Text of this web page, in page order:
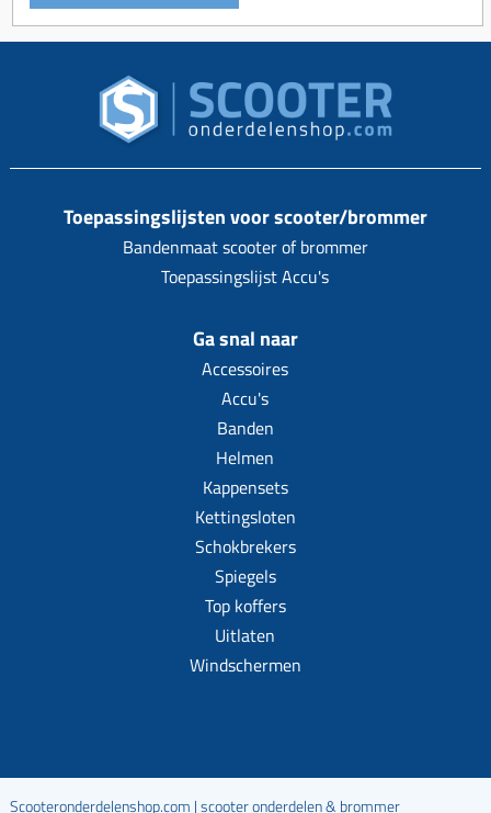
Toepassingslijsten voor scooter/brommer
Bandenmaat scooter of brommer
Toepassingslijst Accu's
Ga snal naar
Accessoires
Accu's
Banden
Helmen
Kappensets
Kettingsloten
Schokbrekers
Spiegels
Top koffers
Uitlaten
Windschermen
Scooteronderdelenshop.com | scooter onderdelen & brommer